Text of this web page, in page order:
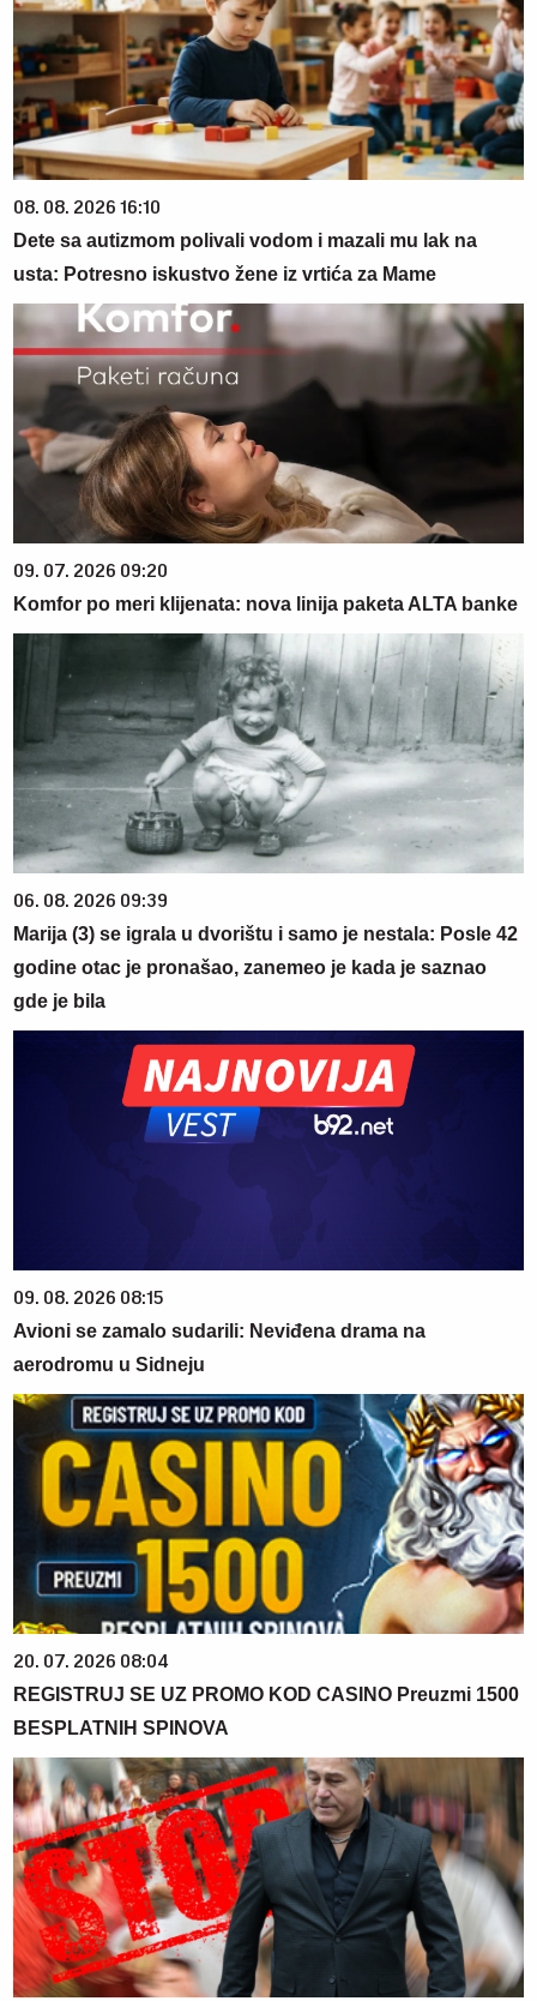
08. 08. 2026 16:10
Dete sa autizmom polivali vodom i mazali mu lak na
usta: Potresno iskustvo žene iz vrtića za Mame
09. 07. 2026 09:20
Komfor po meri klijenata: nova linija paketa ALTA banke
06. 08. 2026 09:39
Marija (3) se igrala u dvorištu i samo je nestala: Posle 42
godine otac je pronašao, zanemeo je kada je saznao
gde je bila
09. 08. 2026 08:15
Avioni se zamalo sudarili: Neviđena drama na
aerodromu u Sidneju
20. 07. 2026 08:04
REGISTRUJ SE UZ PROMO KOD CASINO Preuzmi 1500
BESPLATNIH SPINOVA